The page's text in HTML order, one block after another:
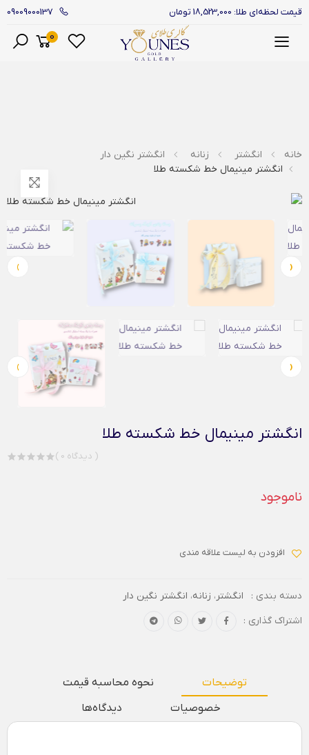
قیمت لحظه‌ای طلا: 18,523,000 تومان 09009000137
0
خانه انگشتر زنانه
انگشتر نگین دار
انگشتر مینیمال خط شکسته طلا
‹
›
‹
›
انگشتر مینیمال خط شکسته طلا
( 0 دیدگاه )
ناموجود
افزودن به لیست علاقه مندی
دسته بندی : انگشتر ، زنانه، انگشتر نگین دار
اشتراک گذاری :
توضیحات
نحوه محاسبه قیمت
خصوصیات
دیدگاه‌ها